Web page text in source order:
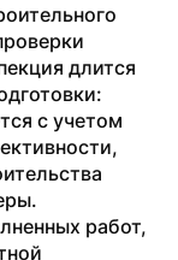
длится
с учетом
работ,